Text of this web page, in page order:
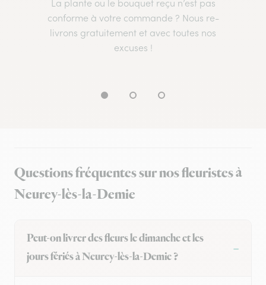
La plante ou le bouquet reçu n’est pas
conforme à votre commande ? Nous re-
livrons gratuitement et avec toutes nos
excuses !
Questions fréquentes sur nos fleuristes à
Neurey-lès-la-Demie
Peut-on livrer des fleurs le dimanche et les
jours fériés à Neurey-lès-la-Demie ?